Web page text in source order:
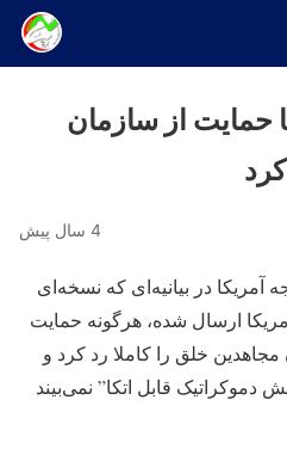
حمایت از سازمان
4 سال پیش
در بیانیه‌ای که نسخه‌ای
ارسال شده، هرگونه حمایت
خلق را کاملا رد کرد و
دموکراتیک قابل اتکا” نمی‌بیند